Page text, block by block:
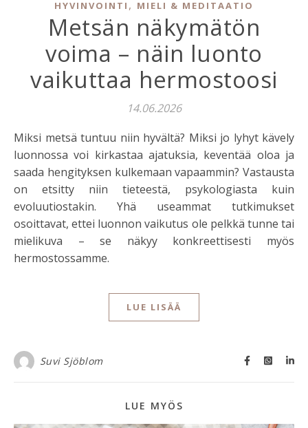
HYVINVOINTI , MIELI & MEDITAATIO
Metsän näkymätön
voima – näin luonto
vaikuttaa hermostoosi
14.06.2026
Miksi metsä tuntuu niin hyvältä? Miksi jo lyhyt kävely
luonnossa voi kirkastaa ajatuksia, keventää oloa ja
saada hengityksen kulkemaan vapaammin? Vastausta
on etsitty niin tieteestä, psykologiasta kuin
evoluutiostakin. Yhä useammat tutkimukset
osoittavat, ettei luonnon vaikutus ole pelkkä tunne tai
mielikuva – se näkyy konkreettisesti myös
hermostossamme.
LUE LISÄÄ
Suvi Sjöblom
LUE MYÖS